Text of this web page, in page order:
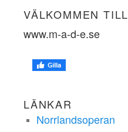
VÄLKOMMEN TILL
www.m-a-d-e.se
LÄNKAR
Norrlandsoperan